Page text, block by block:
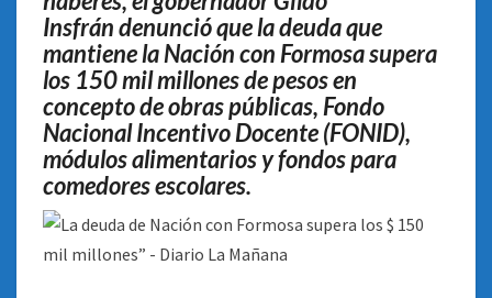
Insfrán denunció que la deuda que
mantiene la Nación con Formosa supera
los 150 mil millones de pesos en
concepto de obras públicas, Fondo
Nacional Incentivo Docente (FONID),
módulos alimentarios y fondos para
comedores escolares.